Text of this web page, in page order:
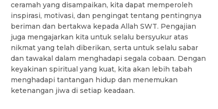
ceramah yang disampaikan, kita dapat memperoleh
inspirasi, motivasi, dan pengingat tentang pentingnya
beriman dan bertakwa kepada Allah SWT. Pengajian
juga mengajarkan kita untuk selalu bersyukur atas
nikmat yang telah diberikan, serta untuk selalu sabar
dan tawakal dalam menghadapi segala cobaan. Dengan
keyakinan spiritual yang kuat, kita akan lebih tabah
menghadapi tantangan hidup dan menemukan
ketenangan jiwa di setiap keadaan.